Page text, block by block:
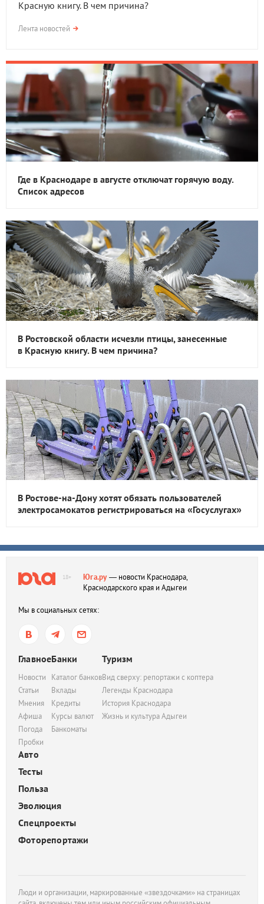
Красную книгу. В чем причина?
Лента новостей
Где в Краснодаре в августе отключат горячую воду.
Список адресов
В Ростовской области исчезли птицы, занесенные
в Красную книгу. В чем причина?
В Ростове-на-Дону хотят обязать пользователей
электросамокатов регистрироваться на «Госуслугах»
18+ Юга.ру— новости Краснодара,
Краснодарского края и Адыгеи
Мы в социальных сетях:
Главное
Новости
Статьи
Мнения
Афиша
Погода
Пробки
Банки
Каталог банков
Вклады
Кредиты
Курсы валют
Банкоматы
Туризм
Вид сверху: репортажи с коптера
Легенды Краснодара
История Краснодара
Жизнь и культура Адыгеи
Авто
Тесты
Польза
Эволюция
Спецпроекты
Фоторепортажи
Люди и организации, маркированные «звездочками» на страницах